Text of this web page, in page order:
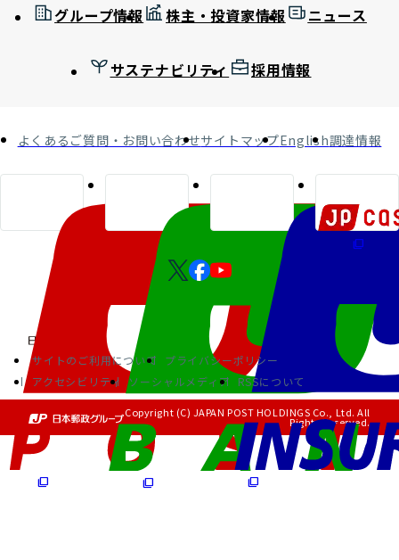
グループ情報 株主・投資家情報 ニュース
サステナビリティ 採用情報
よくあるご質問・お問い合わせサイトマップEnglish調達情報
サイトのご利用について
プライバシーポリシー
アクセシビリティ
ソーシャルメディア RSSについて
Copyright (C) JAPAN POST HOLDINGS Co., Ltd. All
Rights Reserved.